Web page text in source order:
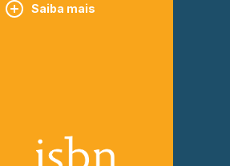
Saiba mais